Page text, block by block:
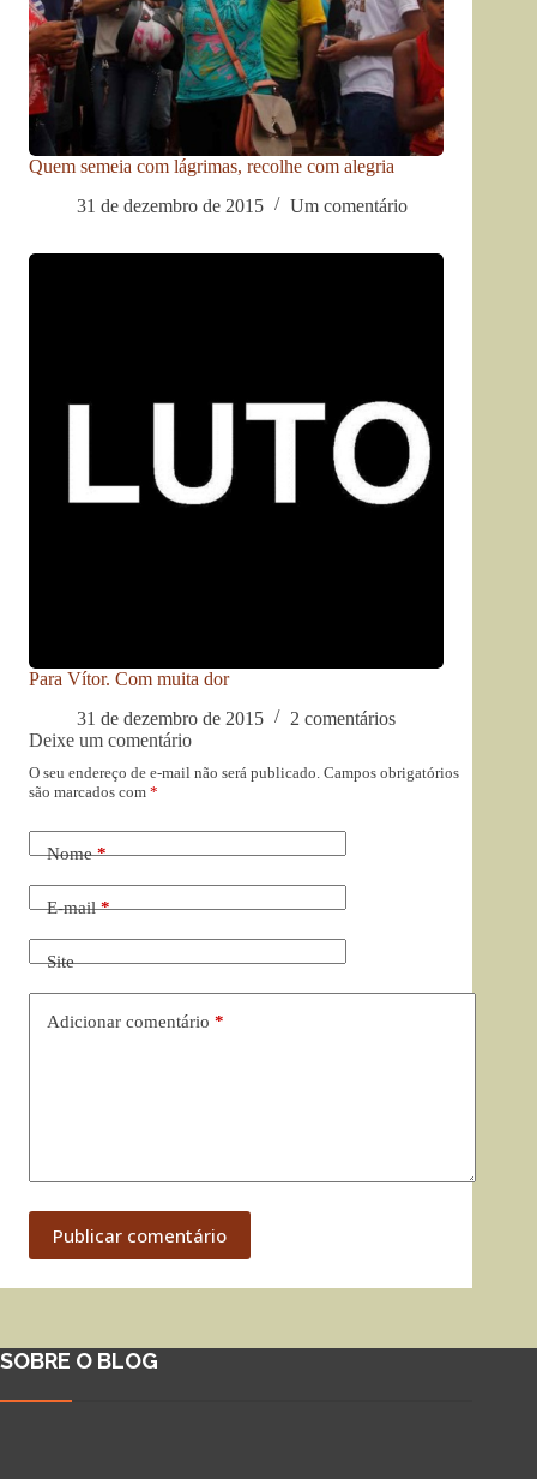
Quem semeia com lágrimas, recolhe com alegria
31 de dezembro de 2015
Um comentário
Para Vítor. Com muita dor
31 de dezembro de 2015
2 comentários
Deixe um comentário
O seu endereço de e-mail não será publicado. Campos obrigatórios
são marcados com *
Nome*
E-mail*
Site
Adicionar comentário *
Publicar comentário
SOBRE O BLOG